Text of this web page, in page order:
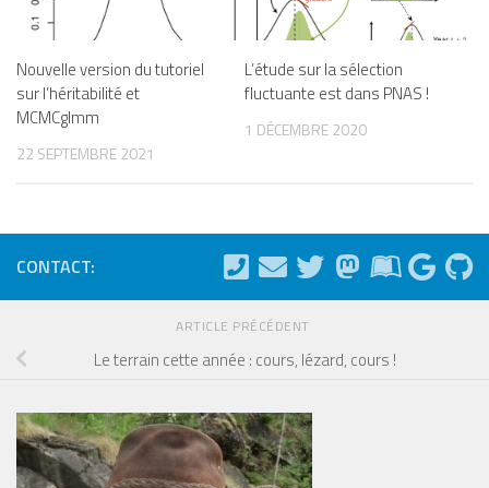
Nouvelle version du tutoriel
sur l’héritabilité et
MCMCglmm
22 SEPTEMBRE 2021
L’étude sur la sélection
fluctuante est dans PNAS !
1 DÉCEMBRE 2020
CONTACT:
ARTICLE PRÉCÉDENT
Le terrain cette année : cours, lézard, cours !